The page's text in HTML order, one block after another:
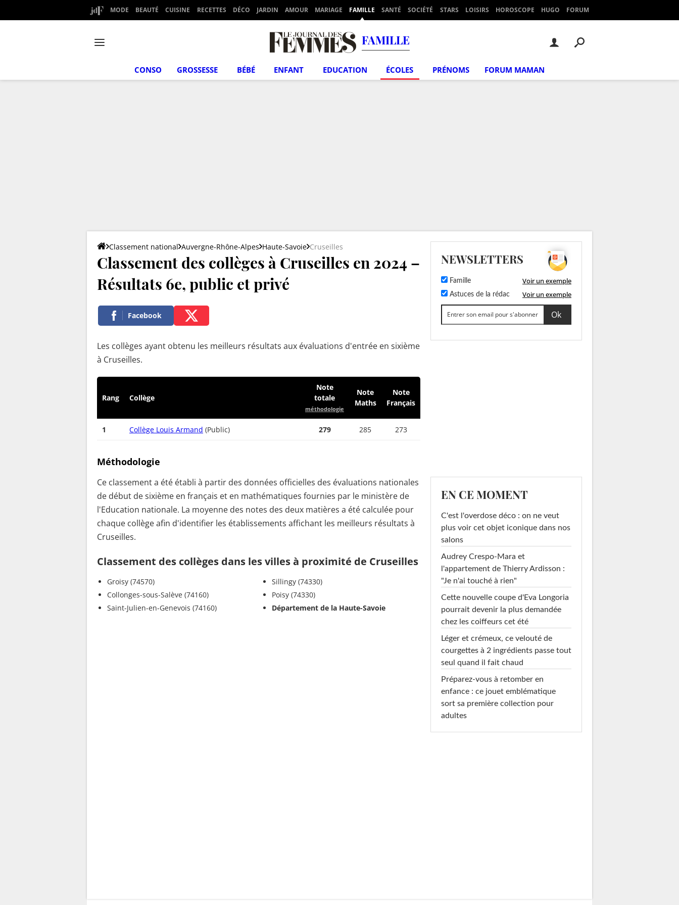
MODE BEAUTÉ CUISINE RECETTES DÉCO JARDIN AMOUR MARIAGE FAMILLE SANTÉ SOCIÉTÉ STARS LOISIRS HOROSCOPE HUGO FORUM
FAMILLE
CONSO GROSSESSE BÉBÉ ENFANT EDUCATION ÉCOLES PRÉNOMS FORUM MAMAN
Classement national Auvergne-Rhône-Alpes Haute-Savoie Cruseilles
Classement des collèges à Cruseilles en 2024 –
Résultats 6e, public et privé
Facebook
Les collèges ayant obtenu les meilleurs résultats aux évaluations d'entrée en sixième
à Cruseilles.
Rang Collège
Note
totale
méthodologie
Note
Maths
Note
Français
1 Collège Louis Armand (Public) 279 285 273
Méthodologie
Ce classement a été établi à partir des données officielles des évaluations nationales
de début de sixième en français et en mathématiques fournies par le ministère de
l'Education nationale. La moyenne des notes des deux matières a été calculée pour
chaque collège afin d'identifier les établissements affichant les meilleurs résultats à
Cruseilles.
Classement des collèges dans les villes à proximité de Cruseilles
Groisy (74570)
Collonges-sous-Salève (74160)
Saint-Julien-en-Genevois (74160)
Sillingy (74330)
Poisy (74330)
Département de la Haute-Savoie
NEWSLETTERS
Famille Voir un exemple
Astuces de la rédac Voir un exemple
EN CE MOMENT
C'est l'overdose déco : on ne veut
plus voir cet objet iconique dans nos
salons
Audrey Crespo-Mara et
l'appartement de Thierry Ardisson :
"Je n'ai touché à rien"
Cette nouvelle coupe d'Eva Longoria
pourrait devenir la plus demandée
chez les coiffeurs cet été
Léger et crémeux, ce velouté de
courgettes à 2 ingrédients passe tout
seul quand il fait chaud
Préparez-vous à retomber en
enfance : ce jouet emblématique
sort sa première collection pour
adultes